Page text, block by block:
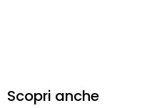
Scopri anche